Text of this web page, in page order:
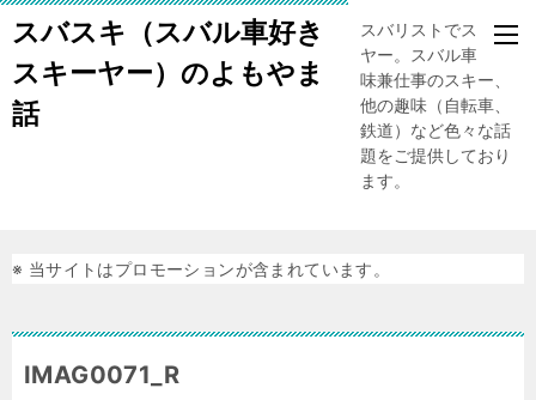
スバスキ（スバル車好き
スキーヤー）のよもやま
話
スバリストでスキー
ヤー。スバル車、趣
味兼仕事のスキー、
他の趣味（自転車、
鉄道）など色々な話
題をご提供しており
ます。
※ 当サイトはプロモーションが含まれています。
IMAG0071_R